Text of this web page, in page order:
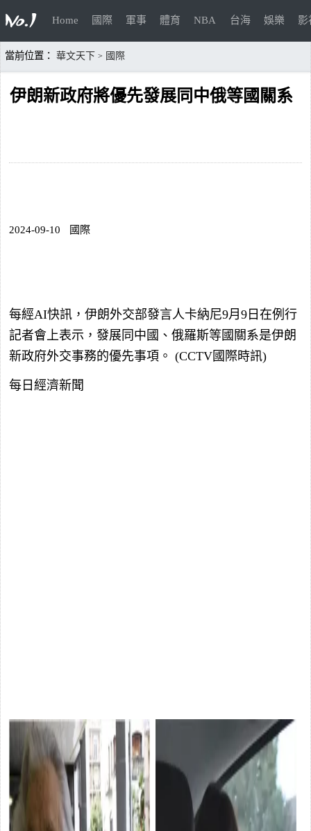
Home 國際 軍事 體育 NBA 台海 娛樂 影
當前位置： 華文天下 > 國際
伊朗新政府將優先發展同中俄等國關系
2024-09-10 國際
每經AI快訊，伊朗外交部發言人卡納尼9月9日在例行
記者會上表示，發展同中國、俄羅斯等國關系是伊朗
新政府外交事務的優先事項。 (CCTV國際時訊)
每日經濟新聞